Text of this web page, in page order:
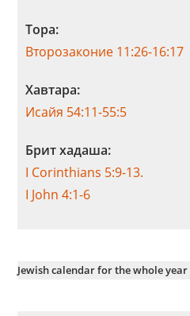
Тора:
Второзаконие 11:26-16:17
Хавтара:
Исайя 54:11-55:5
Брит хадаша:
I Corinthians 5:9-13.
I John 4:1-6
Jewish calendar for the whole year